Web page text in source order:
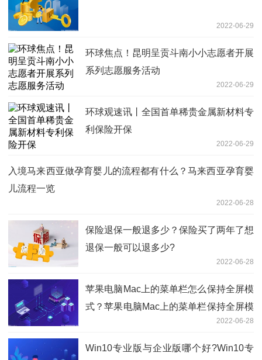
2022-06-29
环球焦点！昆明呈贡斗南小小志愿者开展
系列志愿服务活动
2022-06-29
环球观速讯丨全国首单稀贵金属新材料专
利保险开保
2022-06-29
入境马来西亚做孕育婴儿的流程都有什么？马来西亚孕育婴
儿流程一览
2022-06-28
保险退保一般退多少？保险买了两年了想
退保一般可以退多少?
2022-06-28
苹果电脑Mac上的菜单栏怎么保持全屏模
式？苹果电脑Mac上的菜单栏保持全屏模
2022-06-28
Win10专业版与企业版哪个好?Win10专